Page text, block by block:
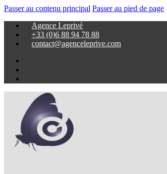
Passer au contenu principal Passer au pied de page
Agence Leprivé
+33 (0)6 88 94 78 88
contact@agenceleprive.com